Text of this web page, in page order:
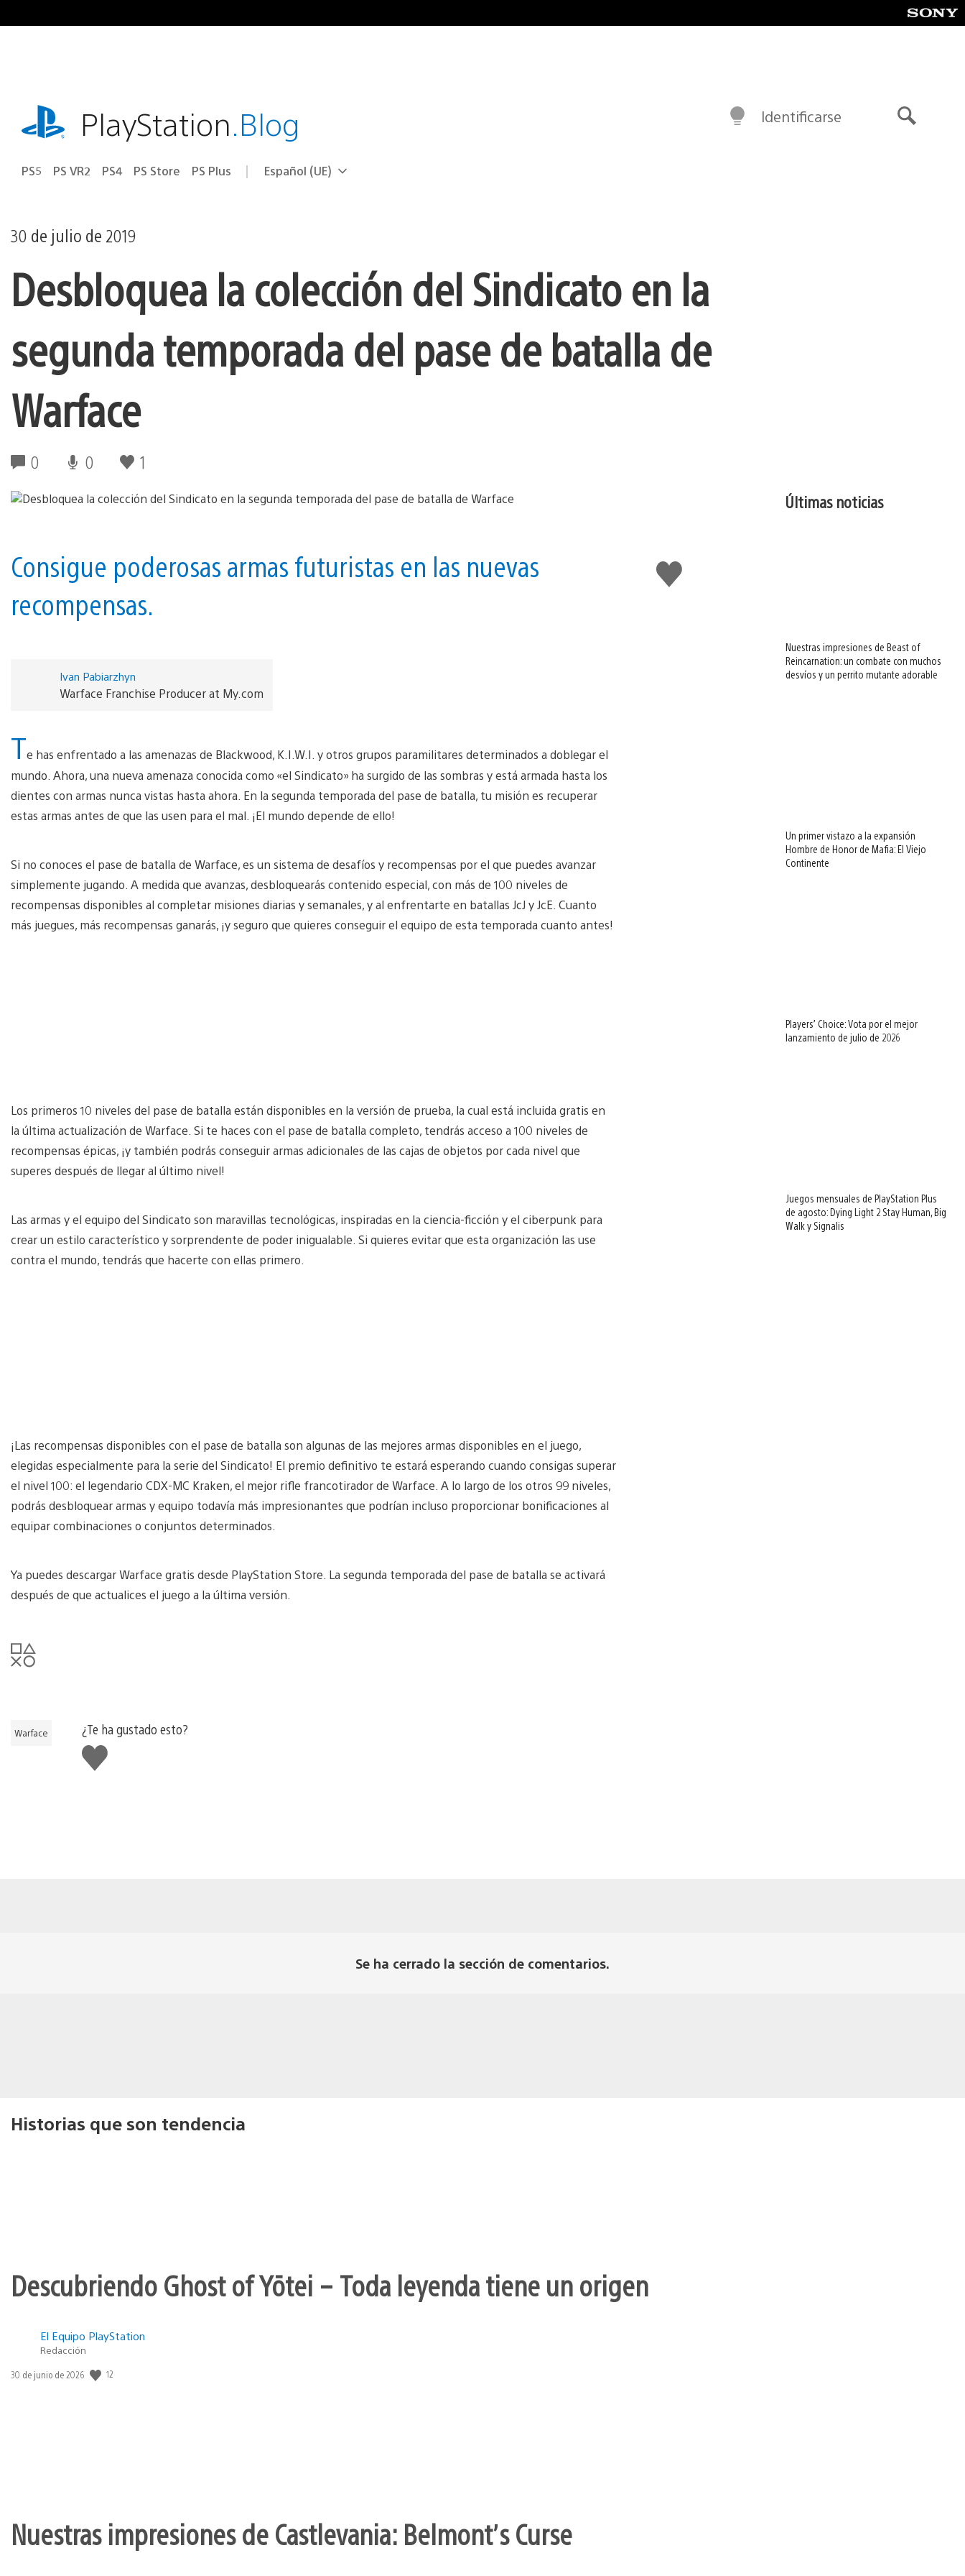
al
playstation.comPlayStation.Blog
PS5 PS VR2 PS4 PS Store PS Plus Selecciona
Región
Español (UE)
Identificarse
30 de julio de 2019
Desbloquea la colección del Sindicato en la
segunda temporada del pase de batalla de
Warface
0 0 1
Me
gusta
Consigue poderosas armas futuristas en las nuevas
recompensas.
Ivan Pabiarzhyn
Warface Franchise Producer at My.com
Te has enfrentado a las amenazas de Blackwood, K.I.W.I. y otros grupos paramilitares determinados a doblegar el
mundo. Ahora, una nueva amenaza conocida como «el Sindicato» ha surgido de las sombras y está armada hasta los
dientes con armas nunca vistas hasta ahora. En la segunda temporada del pase de batalla, tu misión es recuperar
estas armas antes de que las usen para el mal. ¡El mundo depende de ello!
Si no conoces el pase de batalla de Warface, es un sistema de desafíos y recompensas por el que puedes avanzar
simplemente jugando. A medida que avanzas, desbloquearás contenido especial, con más de 100 niveles de
recompensas disponibles al completar misiones diarias y semanales, y al enfrentarte en batallas JcJ y JcE. Cuanto
más juegues, más recompensas ganarás, ¡y seguro que quieres conseguir el equipo de esta temporada cuanto antes!
Los primeros 10 niveles del pase de batalla están disponibles en la versión de prueba, la cual está incluida gratis en
la última actualización de Warface. Si te haces con el pase de batalla completo, tendrás acceso a 100 niveles de
recompensas épicas, ¡y también podrás conseguir armas adicionales de las cajas de objetos por cada nivel que
superes después de llegar al último nivel!
Las armas y el equipo del Sindicato son maravillas tecnológicas, inspiradas en la ciencia-ficción y el ciberpunk para
crear un estilo característico y sorprendente de poder inigualable. Si quieres evitar que esta organización las use
contra el mundo, tendrás que hacerte con ellas primero.
¡Las recompensas disponibles con el pase de batalla son algunas de las mejores armas disponibles en el juego,
elegidas especialmente para la serie del Sindicato! El premio definitivo te estará esperando cuando consigas superar
el nivel 100: el legendario CDX-MC Kraken, el mejor rifle francotirador de Warface. A lo largo de los otros 99 niveles,
podrás desbloquear armas y equipo todavía más impresionantes que podrían incluso proporcionar bonificaciones al
equipar combinaciones o conjuntos determinados.
Ya puedes descargar Warface gratis desde PlayStation Store. La segunda temporada del pase de batalla se activará
después de que actualices el juego a la última versión.
Warface
¿Te ha gustado esto?
Me
gusta
Últimas noticias
Nuestras impresiones de Beast of
Reincarnation: un combate con muchos
desvíos y un perrito mutante adorable
Un primer vistazo a la expansión
Hombre de Honor de Mafia: El Viejo
Continente
Players’ Choice: Vota por el mejor
lanzamiento de julio de 2026
Juegos mensuales de PlayStation Plus
de agosto: Dying Light 2 Stay Human, Big
Walk y Signalis
Se ha cerrado la sección de comentarios.
Historias que son tendencia
Descubriendo Ghost of Yōtei – Toda leyenda tiene un origen
El Equipo PlayStation
Redacción
Fecha
30 de junio de 2026 12
Nuestras impresiones de Castlevania: Belmont’s Curse